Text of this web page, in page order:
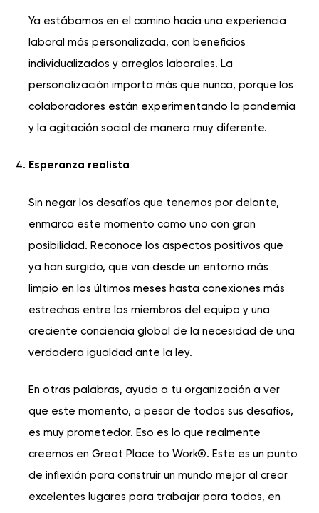
Ya estábamos en el camino hacia una experiencia
laboral más personalizada, con beneficios
individualizados y arreglos laborales. La
personalización importa más que nunca, porque los
colaboradores están experimentando la pandemia
y la agitación social de manera muy diferente.
Esperanza realista
Sin negar los desafíos que tenemos por delante,
enmarca este momento como uno con gran
posibilidad. Reconoce los aspectos positivos que
ya han surgido, que van desde un entorno más
limpio en los últimos meses hasta conexiones más
estrechas entre los miembros del equipo y una
creciente conciencia global de la necesidad de una
verdadera igualdad ante la ley.
En otras palabras, ayuda a tu organización a ver
que este momento, a pesar de todos sus desafíos,
es muy prometedor. Eso es lo que realmente
creemos en Great Place to Work®. Este es un punto
de inflexión para construir un mundo mejor al crear
excelentes lugares para trabajar para todos, en